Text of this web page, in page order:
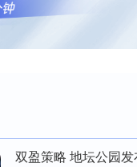
双盈策略 地坛公园